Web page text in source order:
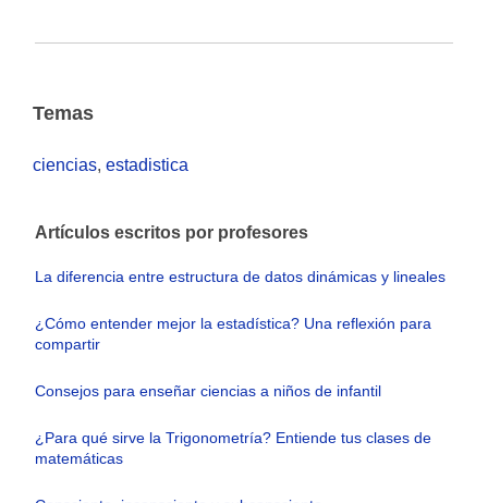
Temas
ciencias, estadistica
Artículos escritos por profesores
La diferencia entre estructura de datos dinámicas y lineales
¿Cómo entender mejor la estadística? Una reflexión para
compartir
Consejos para enseñar ciencias a niños de infantil
¿Para qué sirve la Trigonometría? Entiende tus clases de
matemáticas